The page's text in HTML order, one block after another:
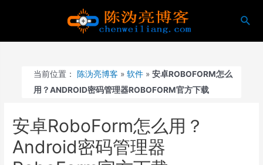
搜
当前位置： 陈沩亮博客 »软件 »安卓ROBOFORM怎么
用？ANDROID密码管理器ROBOFORM官方下载
安卓RoboForm怎么用？
Android密码管理器